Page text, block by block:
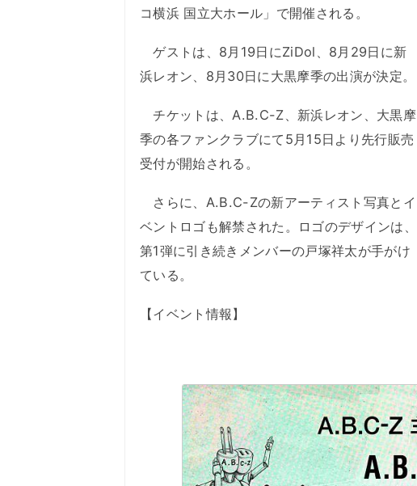
コ横浜 国立大ホール」で開催される。
ゲストは、8月19日にZiDol、8月29日に新
浜レオン、8月30日に大黒摩季の出演が決定。
チケットは、A.B.C-Z、新浜レオン、大黒摩
季の各ファンクラブにて5月15日より先行販売
受付が開始される。
さらに、A.B.C-Zの新アーティスト写真とイ
ベントロゴも解禁された。ロゴのデザインは、
第1弾に引き続きメンバーの戸塚祥太が手がけ
ている。
【イベント情報】